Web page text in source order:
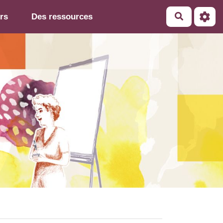
Des ressources